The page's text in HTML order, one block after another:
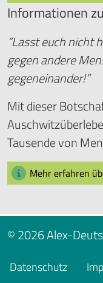
Informationen
“Lasst euch nicht
gegen andere
gegeneinander!”
Mit dieser
Tausende von
Mehr erfahren
© 2026 Alex-
Datenschutz